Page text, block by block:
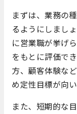
まずは、業務の
るようにしまし
に営業職が挙げ
をもとに評価で
方、顧客体験な
め定性目標が向い
また、短期的な